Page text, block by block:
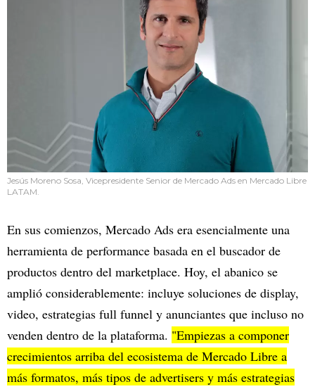
Jesús Moreno Sosa, Vicepresidente Senior de Mercado Ads en Mercado Libre
LATAM.
En sus comienzos, Mercado Ads era esencialmente una
herramienta de performance basada en el buscador de
productos dentro del marketplace. Hoy, el abanico se
amplió considerablemente: incluye soluciones de display,
video, estrategias full funnel y anunciantes que incluso no
venden dentro de la plataforma. "Empiezas a componer
crecimientos arriba del ecosistema de Mercado Libre a
más formatos, más tipos de advertisers y más estrategias